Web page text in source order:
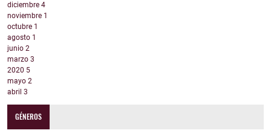
diciembre 4
noviembre 1
octubre 1
agosto 1
junio 2
marzo 3
2020 5
mayo 2
abril 3
GÉNEROS